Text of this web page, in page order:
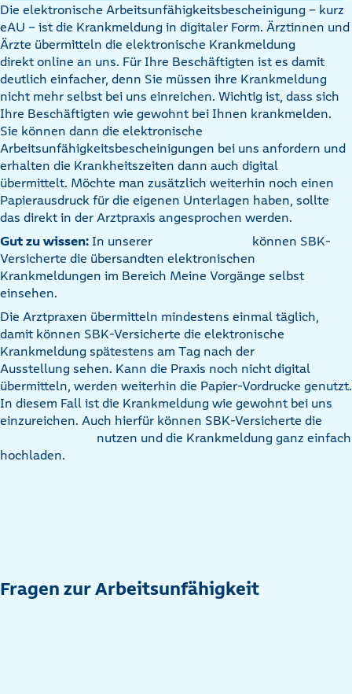
Die elektronische Arbeitsunfähigkeitsbescheinigung – kurz
eAU – ist die Krankmeldung in digitaler Form. Ärztinnen und
Ärzte übermitteln die elektronische Krankmeldung
direkt online an uns. Für Ihre Beschäftigten ist es damit
deutlich einfacher, denn Sie müssen ihre Krankmeldung
nicht mehr selbst bei uns einreichen. Wichtig ist, dass sich
Ihre Beschäftigten wie gewohnt bei Ihnen krankmelden.
Sie können dann die elektronische
Arbeitsunfähigkeitsbescheinigungen bei uns anfordern und
erhalten die Krankheitszeiten dann auch digital
übermittelt. Möchte man zusätzlich weiterhin noch einen
Papierausdruck für die eigenen Unterlagen haben, sollte
das direkt in der Arztpraxis angesprochen werden.
Gut zu wissen: In unserer
können SBK-
Versicherte die übersandten elektronischen
Krankmeldungen im Bereich Meine Vorgänge selbst
einsehen.
Die Arztpraxen übermitteln mindestens einmal täglich,
damit können SBK-Versicherte die elektronische
Krankmeldung spätestens am Tag nach der
Ausstellung sehen. Kann die Praxis noch nicht digital
übermitteln, werden weiterhin die Papier-Vordrucke genutzt.
In diesem Fall ist die Krankmeldung wie gewohnt bei uns
einzureichen. Auch hierfür können SBK-Versicherte die
nutzen und die Krankmeldung ganz einfach
hochladen.
Fragen zur Arbeitsunfähigkeit